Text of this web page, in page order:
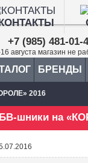
+7 (985) 481-01-
августа магазин не
БРЕНДЫ
2016
шники на